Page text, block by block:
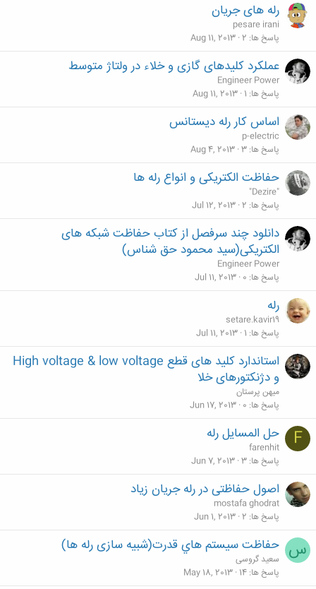
رله های جریان
pesare irani
پاسخ ها 2
Aug 11, 2013
عملکرد کلیدهای گازی و خلاء در ولتاژ متوسط
Engineer Power
پاسخ ها 1
Aug 11, 2013
اساس کار رله دیستانس
p-electric
پاسخ ها 3
Aug 4, 2013
حفاظت الکتریکی و انواع رله ها
"Dezire"
پاسخ ها 2
Jul 12, 2013
دانلود چند سرفصل از کتاب حفاظت شبکه های
الکتریکی(سید محمود حق شناس)
Engineer Power
پاسخ ها 0
Jul 11, 2013
رله
setare.kavir19
پاسخ ها 1
Jul 11, 2013
استاندارد کلید های قطع High voltage & low voltage
و دژنکتورهای خلا
میهن پرستان
پاسخ ها 0
Jun 17, 2013
F حل المسایل رله
farenhit
پاسخ ها 3
Jun 7, 2013
اصول حفاظتی در رله جریان زیاد
mostafa ghodrat
پاسخ ها 2
Jun 1, 2013
س حفاظت سيستم هاي قدرت(شبیه سازی رله ها)
سعید گروسی
پاسخ ها 14
May 18, 2013